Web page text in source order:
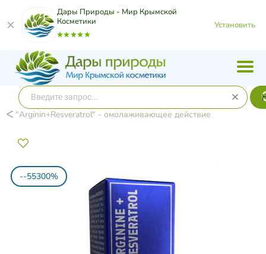
Дары Природы - Мир Крымской
Косметики
Установить
"Arginin+Resveratrol" - омолаживающее действие​
--55300%